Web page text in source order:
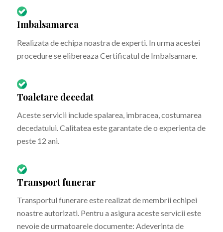
Imbalsamarea
Realizata de echipa noastra de experti. In urma acestei
procedure se elibereaza Certificatul de Imbalsamare.
Toaletare decedat
Aceste servicii include spalarea, imbracea, costumarea
decedatului. Calitatea este garantate de o experienta de
peste 12 ani.
Transport funerar
Transportul funerare este realizat de membrii echipei
noastre autorizati. Pentru a asigura aceste servicii este
nevoie de urmatoarele documente: Adeverinta de